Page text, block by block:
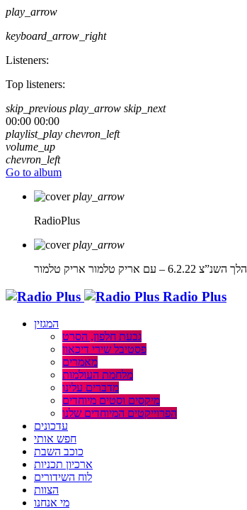
play_arrow
keyboard_arrow_right
Listeners:
Top listeners:
skip_previous play_arrow skip_next
00:00 00:00
playlist_play chevron_left
volume_up
chevron_left
Go to album
play_arrow
RadioPlus
play_arrow
הלך השנ”צ 6.2.22 – עם אריק טלמור
אריק טלמור
Radio Plus
המגזין
גבעת חלפון, הסרט
פסטיבל שירי דיכאון
מאמרים
מלחמת העולמות
מדברים עלינו
מיקסים וסטים מיוחדים
הפרוייקטים המיוחדים שלנו
עדכונים
חפש אותי
כוכב השבת
ארכיון תכניות
לוח השידורים
הצוות
מי אנחנו